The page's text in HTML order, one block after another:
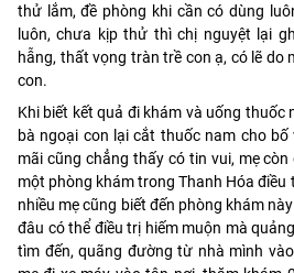
thử lắm, đề phòng khi cần có dùng
luôn, chưa kịp thử thì chị nguyệt lại
hẫng, thất vọng tràn trề con ạ, có lẽ do
con.
Khi biết kết quả đi khám và uống thuốc
bà ngoại con lại cắt thuốc nam cho
mãi cũng chẳng thấy có tin vui, mẹ
một phòng khám trong Thanh Hóa điều
nhiều mẹ cũng biết đến phòng khám
đâu có thể điều trị hiếm muộn mà
tìm đến, quãng đường từ nhà mình